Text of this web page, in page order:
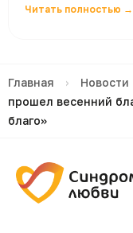
Читать полностью →
Главная › Новости
прошел весенний
благо»